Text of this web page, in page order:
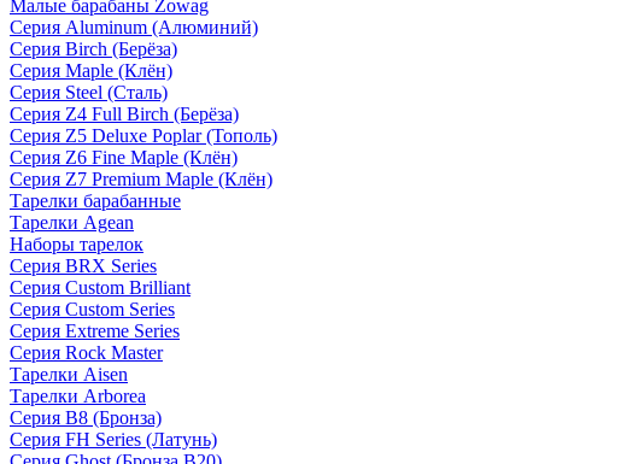
Малые барабаны Zowag
Серия Aluminum (Алюминий)
Серия Birch (Берёза)
Серия Maple (Клён)
Серия Steel (Сталь)
Серия Z4 Full Birch (Берёза)
Серия Z5 Deluxe Poplar (Тополь)
Серия Z6 Fine Maple (Клён)
Серия Z7 Premium Maple (Клён)
Тарелки барабанные
Тарелки Agean
Наборы тарелок
Серия BRX Series
Серия Custom Brilliant
Серия Custom Series
Серия Extreme Series
Серия Rock Master
Тарелки Aisen
Тарелки Arborea
Серия B8 (Бронза)
Серия FH Series (Латунь)